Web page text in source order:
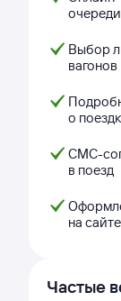
Выбор
вагонов
о
СМС-
в поезд
на сайте
Частые